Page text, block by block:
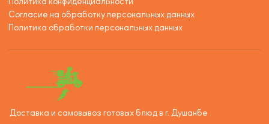
Согласие на обработку персональных данных
Политика обработки персональных данных
Доставка и самовывоз готовых блюд в г. Душанбе